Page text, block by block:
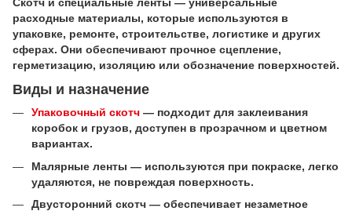
расходные материалы, которые используются в
упаковке, ремонте, строительстве, логистике и других
сферах. Они обеспечивают прочное сцепление,
герметизацию, изоляцию или обозначение поверхностей.
Виды и назначение
Упаковочный скотч — подходит для заклеивания
коробок и грузов, доступен в прозрачном и цветном
вариантах.
Малярные ленты — используются при покраске, легко
удаляются, не повреждая поверхность.
Двусторонний скотч — обеспечивает незаметное